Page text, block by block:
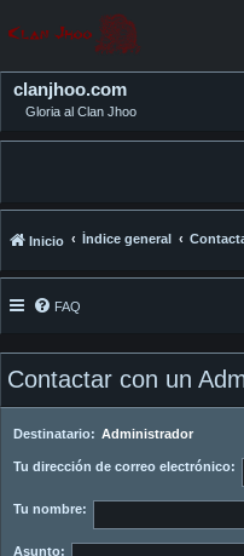
clanjhoo.com
Gloria al Clan Jhoo
Inicio Índice general
FAQ
Contactar con un
Destinatario: Administrador
Tu dirección de correo electrónico:
Tu nombre:
Asunto: